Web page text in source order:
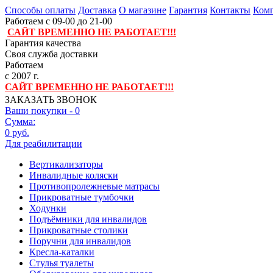
Способы оплаты Доставка О магазине Гарантия Контакты
Работаем с 09-00 до 21-00
САЙТ ВРЕМЕННО НЕ РАБОТАЕТ!!!
Гарантия качества
Своя служба доставки
Работаем
с 2007 г.
САЙТ ВРЕМЕННО НЕ РАБОТАЕТ!!!
ЗАКАЗАТЬ ЗВОНОК
Ваши покупки - 0
Сумма:
0 руб.
Для реабилитации
Вертикализаторы
Инвалидные коляски
Противопролежневые матрасы
Прикроватные тумбочки
Ходунки
Подъёмники для инвалидов
Прикроватные столики
Поручни для инвалидов
Кресла-каталки
Стулья туалеты